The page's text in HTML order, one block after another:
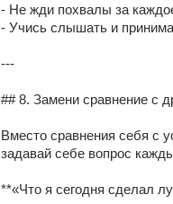
- Не жди похвалы за
- Учись слышать и
---
## 8. Замени сравнение с
Вместо сравнения себя с
задавай себе вопрос
**«Что я сегодня сделал